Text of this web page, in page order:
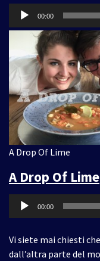
Audio
00:00
A Drop Of Lime
A Drop Of Lime
Audio
Player
00:00
Vi siete mai chiesti
dall’altra parte del